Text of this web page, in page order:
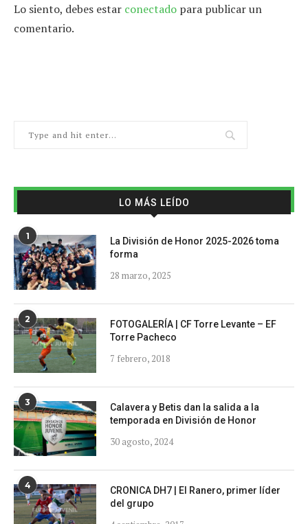
Lo siento, debes estar conectado para publicar un
comentario.
LO MÁS LEÍDO
1
La División de Honor 2025-2026 toma
forma
28 marzo, 2025
2
FOTOGALERÍA | CF Torre Levante – EF
Torre Pacheco
7 febrero, 2018
3
Calavera y Betis dan la salida a la
temporada en División de Honor
30 agosto, 2024
4
CRONICA DH7 | El Ranero, primer líder
del grupo